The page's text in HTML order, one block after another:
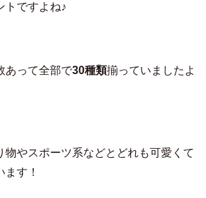
トですよね♪
あって全部で30種類揃っていましたよ
物やスポーツ系などとどれも可愛くて
す！